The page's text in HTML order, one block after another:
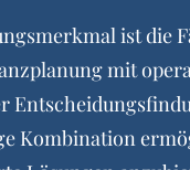
ist die
mit
Kombination